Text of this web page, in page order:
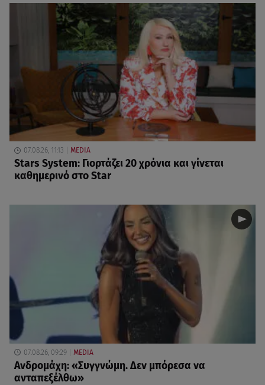
07.08.26, 11:13 MEDIA
Stars System: Γιορτάζει 20 χρόνια και γίνεται
καθημερινό στο Star
07.08.26, 09:29 MEDIA
Ανδρομάχη: «Συγγνώμη. Δεν μπόρεσα να
ανταπεξέλθω»